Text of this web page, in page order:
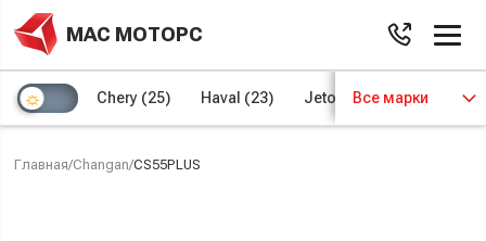
МАС МОТОРС
Chery (25) Haval (23) Jetour (8) Kaiyi (4)
Все марки
Главная/Changan/CS55PLUS